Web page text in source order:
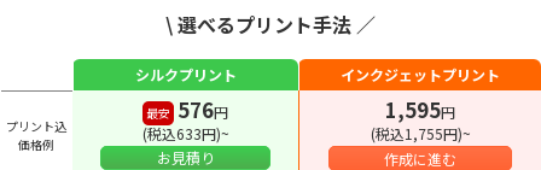
\ 選べるプリント手法 ／
シルクプリント インクジェットプリント
プリント込
価格例
最安 576円
(税込633円)~
お見積り
1,595円
(税込1,755円)~
作成に進む